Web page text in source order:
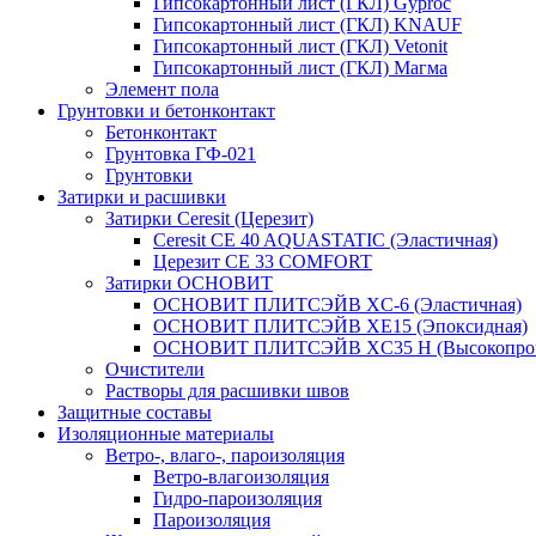
Гипсокартонный лист (ГКЛ) KNAUF
Гипсокартонный лист (ГКЛ) Vetonit
Гипсокартонный лист (ГКЛ) Магма
Элемент пола
Грунтовки и бетонконтакт
Бетонконтакт
Грунтовка ГФ-021
Грунтовки
Затирки и расшивки
Затирки Ceresit (Церезит)
Ceresit CE 40 AQUASTATIC (Эластичная)
Церезит CE 33 COMFORT
Затирки ОСНОВИТ
ОСНОВИТ ПЛИТСЭЙВ XC-6 (Эластичная)
ОСНОВИТ ПЛИТСЭЙВ XЕ15 (Эпоксидная)
ОСНОВИТ ПЛИТСЭЙВ XС35 Н
Очистители
Растворы для расшивки швов
Защитные составы
Изоляционные материалы
Ветро-, влаго-, пароизоляция
Ветро-влагоизоляция
Гидро-пароизоляция
Пароизоляция